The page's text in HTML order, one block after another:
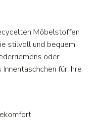
Möbelstoffen
stilvoll und bequem
oder
für Ihre